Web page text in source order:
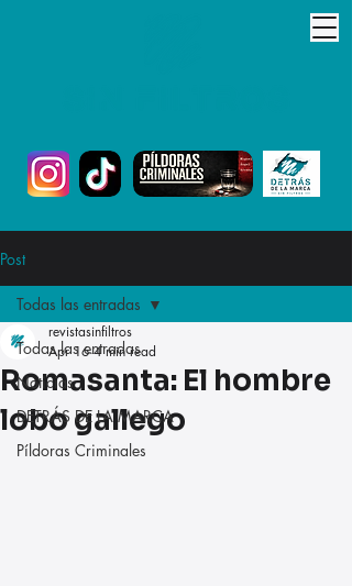
Post
Todas las entradas
Noticias
DETRÁS DE LA MARCA
Píldoras Criminales
Todas las entradas
Romasanta: El hombre
lobo gallego
revistasinfiltros
Apr 16 4 min read